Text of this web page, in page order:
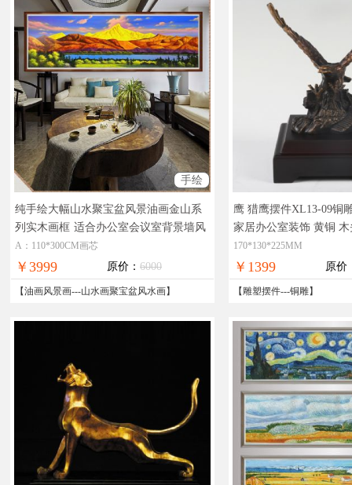
手绘
纯手绘大幅山水聚宝盆风景油画金山系
列实木画框 适合办公室会议室背景墙风
景油画
A：110*300CM画芯
￥3999 原价： 6000
【油画风景画---山水画聚宝盆风水画】
鹰 猎鹰摆件XL13-09铜
家居办公室装饰 黄铜 木
精品艺术，在线支付，
170*130*225MM
￥1399 原价
【雕塑摆件---铜雕】